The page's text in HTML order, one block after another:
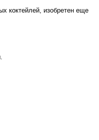
коктейлей, изобретен еще